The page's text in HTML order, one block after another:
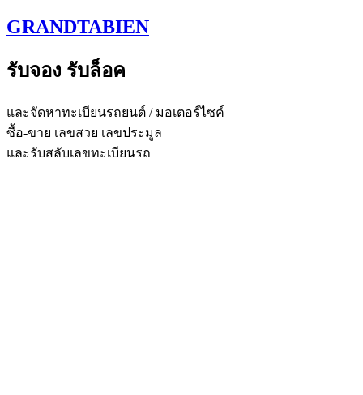
Skip
to
GRANDTABIEN
รับจอง รับล็อค
และจัดหาทะเบียนรถยนต์ / มอเตอร์ไซค์
ซื้อ-ขาย เลขสวย เลขประมูล
และรับสลับเลขทะเบียนรถ